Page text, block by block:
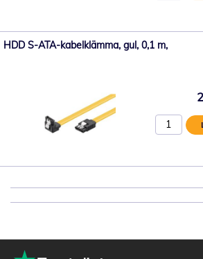
HDD S-ATA-kabelklämma, gul, 0,1 m,